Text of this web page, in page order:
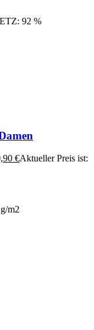
92 %
€Aktueller Preis ist:
m2